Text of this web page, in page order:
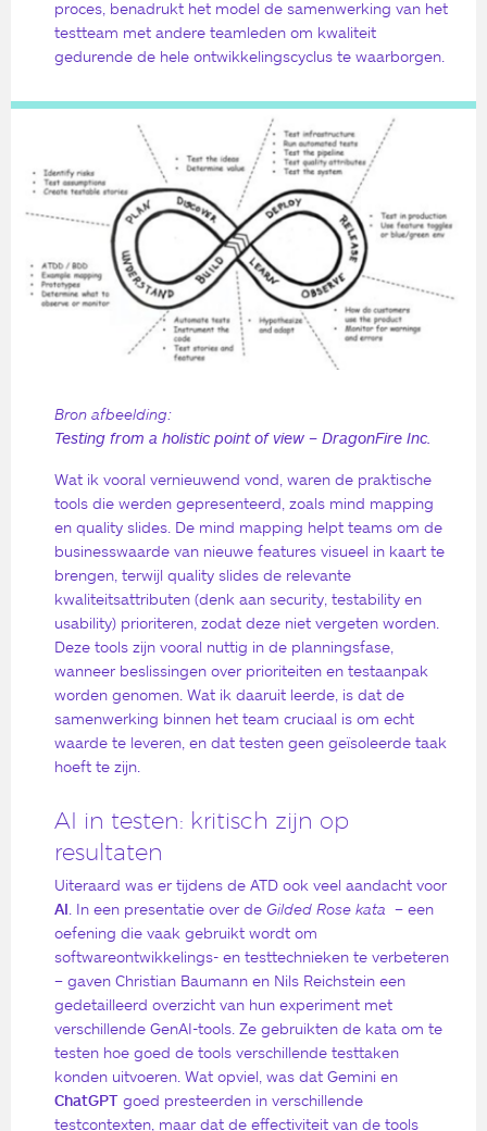
proces, benadrukt het model de samenwerking van het
testteam met andere teamleden om kwaliteit
gedurende de hele ontwikkelingscyclus te waarborgen.
Bron afbeelding:
Testing from a holistic point of view – DragonFire Inc.
Wat ik vooral vernieuwend vond, waren de praktische
tools die werden gepresenteerd, zoals mind mapping
en quality slides. De mind mapping helpt teams om de
businesswaarde van nieuwe features visueel in kaart te
brengen, terwijl quality slides de relevante
kwaliteitsattributen (denk aan security, testability en
usability) prioriteren, zodat deze niet vergeten worden.
Deze tools zijn vooral nuttig in de planningsfase,
wanneer beslissingen over prioriteiten en testaanpak
worden genomen. Wat ik daaruit leerde, is dat de
samenwerking binnen het team cruciaal is om echt
waarde te leveren, en dat testen geen geïsoleerde taak
hoeft te zijn.
AI in testen: kritisch zijn op
resultaten
Uiteraard was er tijdens de ATD ook veel aandacht voor
AI . In een presentatie over de Gilded Rose kata – een
oefening die vaak gebruikt wordt om
softwareontwikkelings- en testtechnieken te verbeteren
– gaven Christian Baumann en Nils Reichstein een
gedetailleerd overzicht van hun experiment met
verschillende GenAI-tools. Ze gebruikten de kata om te
testen hoe goed de tools verschillende testtaken
konden uitvoeren. Wat opviel, was dat Gemini en
ChatGPT goed presteerden in verschillende
testcontexten, maar dat de effectiviteit van de tools